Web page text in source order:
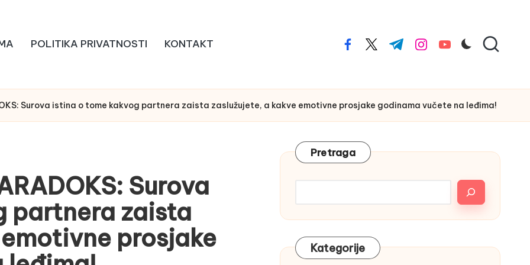
POLITIKA PRIVATNOSTI KONTAKT facebook.com
twitter.com
t.me instagram.com
youtube.com
Surova istina o tome kakvog partnera zaista zaslužujete, a kakve emotivne prosjake godinama vučete na leđima!
Surova
partnera zaista
prosjake
Pretraga
Kategorije